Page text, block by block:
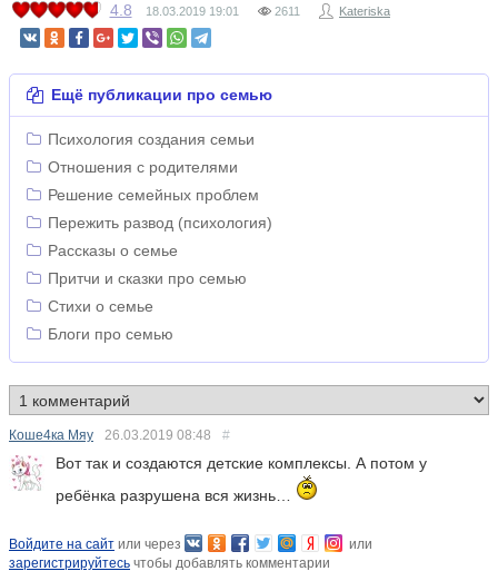
4.8 18.03.2019 19:01 2611 Kateriska
Ещё публикации про семью
Психология создания семьи
Отношения с родителями
Решение семейных проблем
Пережить развод (психология)
Рассказы о семье
Притчи и сказки про семью
Стихи о семье
Блоги про семью
Коше4ка Мяу 26.03.2019 08:48 #
Вот так и создаются детские комплексы. А потом у
ребёнка разрушена вся жизнь…
Войдите на сайт или через
или
зарегистрируйтесь чтобы добавлять комментарии